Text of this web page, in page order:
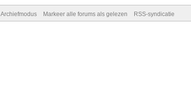
Archiefmodus Markeer alle forums als gelezen RSS-syndicatie